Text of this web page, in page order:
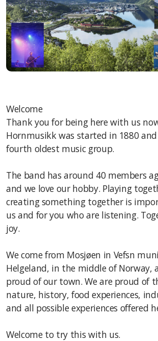
Welcome
Thank you for being here with us
Hornmusikk was started in 1880
fourth oldest music group.
The band has around 40 members
and we love our hobby. Playing
creating something together is
us and for you who are listening.
joy.
We come from Mosjøen in Vefsn
Helgeland, in the middle of Norway,
proud of our town. We are proud of
nature, history, food experiences,
and all possible experiences offered
Welcome to try this with us.
Beredskapsplan
Historie
Arkiv – tilbakeblikk
Arkiv – nyhetsarkiv
Kontakt oss
Styret
Priser
Personvern
Linker